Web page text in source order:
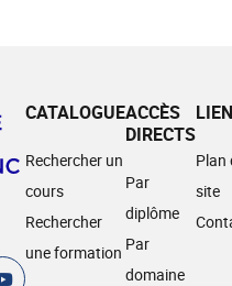
CATALOGUE
Rechercher un
cours
Rechercher
une formation
ACCÈS
DIRECTS
Par
diplôme
Par
domaine
Plan
site